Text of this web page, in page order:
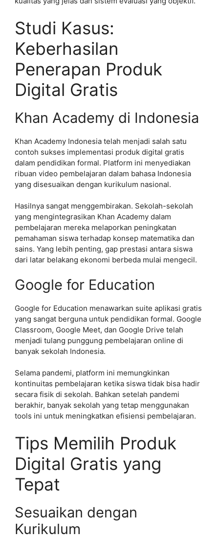
Studi Kasus:
Keberhasilan
Penerapan Produk
Digital Gratis
Khan Academy di Indonesia
Khan Academy Indonesia telah menjadi salah satu
contoh sukses implementasi produk digital gratis
dalam pendidikan formal. Platform ini menyediakan
ribuan video pembelajaran dalam bahasa Indonesia
yang disesuaikan dengan kurikulum nasional.
Hasilnya sangat menggembirakan. Sekolah-sekolah
yang mengintegrasikan Khan Academy dalam
pembelajaran mereka melaporkan peningkatan
pemahaman siswa terhadap konsep matematika dan
sains. Yang lebih penting, gap prestasi antara siswa
dari latar belakang ekonomi berbeda mulai mengecil.
Google for Education
Google for Education menawarkan suite aplikasi gratis
yang sangat berguna untuk pendidikan formal. Google
Classroom, Google Meet, dan Google Drive telah
menjadi tulang punggung pembelajaran online di
banyak sekolah Indonesia.
Selama pandemi, platform ini memungkinkan
kontinuitas pembelajaran ketika siswa tidak bisa hadir
secara fisik di sekolah. Bahkan setelah pandemi
berakhir, banyak sekolah yang tetap menggunakan
tools ini untuk meningkatkan efisiensi pembelajaran.
Tips Memilih Produk
Digital Gratis yang
Tepat
Sesuaikan dengan
Kurikulum